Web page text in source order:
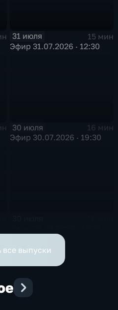
31 июля
15 мин
Эфир 31.07.2026 · 12:30
30 июля
16 мин
Эфир 30.07.2026 · 19:30
все выпуски